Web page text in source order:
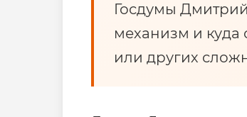
Госдумы
механизм и куда
или других